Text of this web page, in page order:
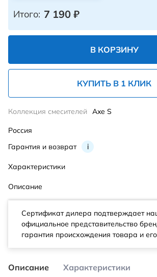
Итого: 7 190 ₽
В КОРЗИНУ
КУПИТЬ В 1 КЛИК
Гарантия и возврат i
Коллекция смесителей Axe S
Россия
Характеристики
Описание
Сертификат дилера подтверждает
официальное представительство
гарантия происхождения товара и
Описание Характеристики